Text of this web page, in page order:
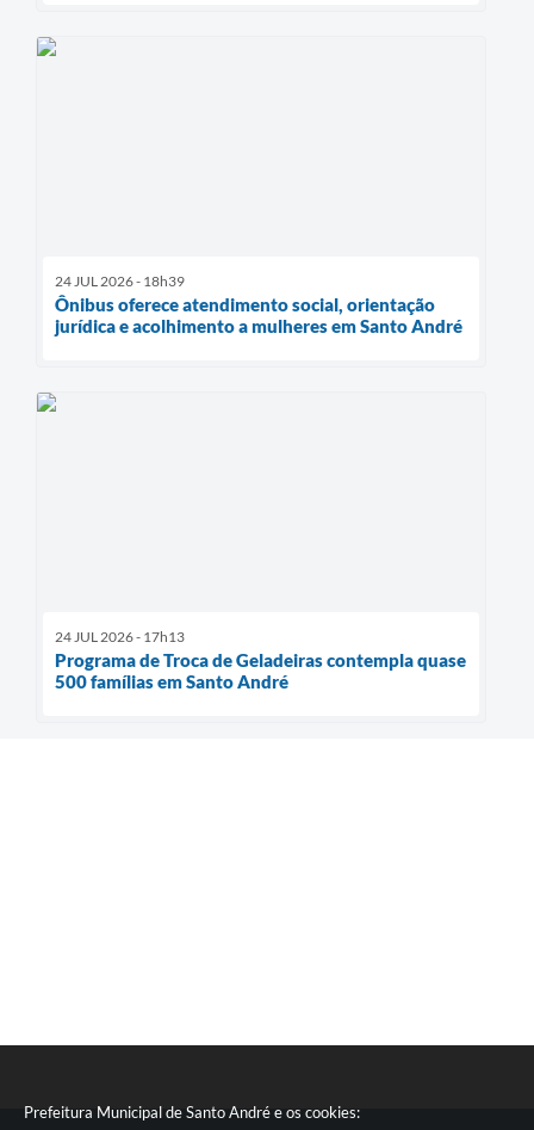
Prefeitura Municipal de Santo André e os cookies:
24 JUL 2026 - 18h39
Ônibus oferece atendimento social, orientação
jurídica e acolhimento a mulheres em Santo André
24 JUL 2026 - 17h13
Programa de Troca de Geladeiras contempla quase
500 famílias em Santo André